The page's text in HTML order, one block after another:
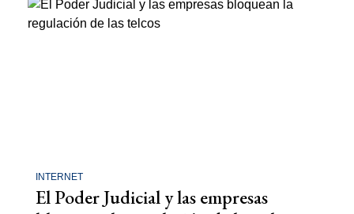
INTERNET
El Poder Judicial y las empresas